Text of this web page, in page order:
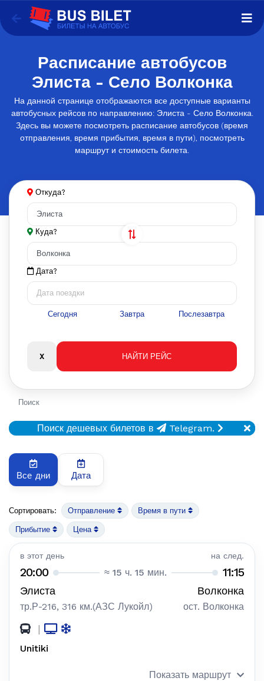
Расписание автобусов
Элиста - Село Волконка
На данной странице отображаются все доступные варианты
автобусных рейсов по направлению: Элиста - Село Волконка.
Здесь вы можете посмотреть расписание автобусов (время
отправления, время прибытия, время в пути), посмотреть
маршрут и стоимость билета.
Откуда?
Куда?
Дата?
Сегодня Завтра Послезавтра
Поиск
Поиск дешевых билетов в Telegram.
Все дни Дата
Сортировать: Отправление Время в пути
Прибытие Цена
в этот день на след.
20:00 ≈ 15 ч. 15 мин. 11:15
Элиста Волконка
тр.Р-216, 316 км.(АЗС Лукойл) ост. Волконка
|
Unitiki
Показать маршрут